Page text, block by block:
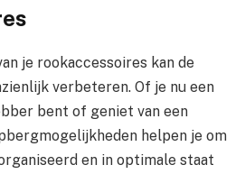
je rookaccessoires kan de
verbeteren. Of je nu een
bent of geniet van een
helpen je om
en in optimale staat